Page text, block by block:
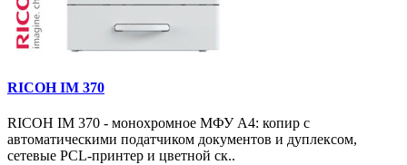
RICOH IM 370
RICOH IM 370 - монохромное МФУ A4: копир с
автоматическими податчиком документов и дуплексом,
сетевые PCL-принтер и цветной ск..